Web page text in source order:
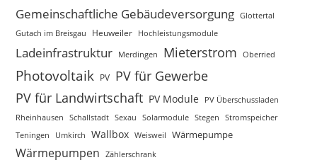
Gemeinschaftliche Gebäudeversorgung Glottertal
Gutach im Breisgau
Heuweiler Hochleistungsmodule
Ladeinfrastruktur Merdingen Mieterstrom Oberried
Photovoltaik PV PV für Gewerbe
PV für Landwirtschaft PV Module
PV Überschussladen
Rheinhausen
Schallstadt Sexau Solarmodule Stegen
Stromspeicher
Teningen
Umkirch Wallbox Weisweil Wärmepumpe
Wärmepumpen Zählerschrank